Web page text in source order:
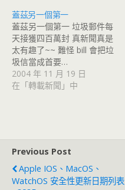
蓋茲另一個第一
蓋茲另一個第一 垃圾郵件每
天接獲四百萬封 真新聞真是
太有趣了~~ 難怪 bill 會把垃
圾信當成首要…
2004 年 11 月 19 日
在「轉載新聞」中
Previous Post
Apple IOS、MacOS、
WatchOS 安全性更新日期列表